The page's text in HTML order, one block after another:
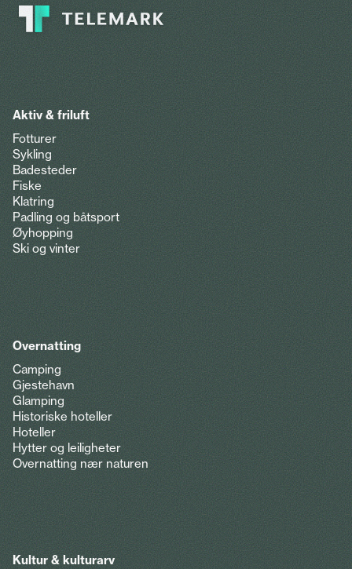
Aktiv & friluft
Fotturer
Sykling
Badesteder
Fiske
Klatring
Padling og båtsport
Øyhopping
Ski og vinter
Overnatting
Camping
Gjestehavn
Glamping
Historiske hoteller
Hoteller
Hytter og leiligheter
Overnatting nær naturen
Kultur & kulturarv